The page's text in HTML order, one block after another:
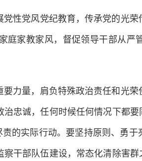
党风党纪教育，传承党的光荣
庭家教家风，督促领导干部从严
量，肩负特殊政治责任和光荣
忠诚，任何时候任何情况下都
的实际行动。要坚持原则、勇
干部队伍建设，常态化清除害